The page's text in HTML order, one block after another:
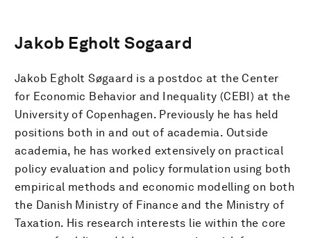
Jakob Egholt Sogaard
Jakob Egholt Søgaard is a postdoc at the Center
for Economic Behavior and Inequality (CEBI) at the
University of Copenhagen. Previously he has held
positions both in and out of academia. Outside
academia, he has worked extensively on practical
policy evaluation and policy formulation using both
empirical methods and economic modelling on both
the Danish Ministry of Finance and the Ministry of
Taxation. His research interests lie within the core